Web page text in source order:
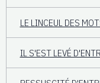
LE LINCEUL DES
IL S'EST LEVÉ